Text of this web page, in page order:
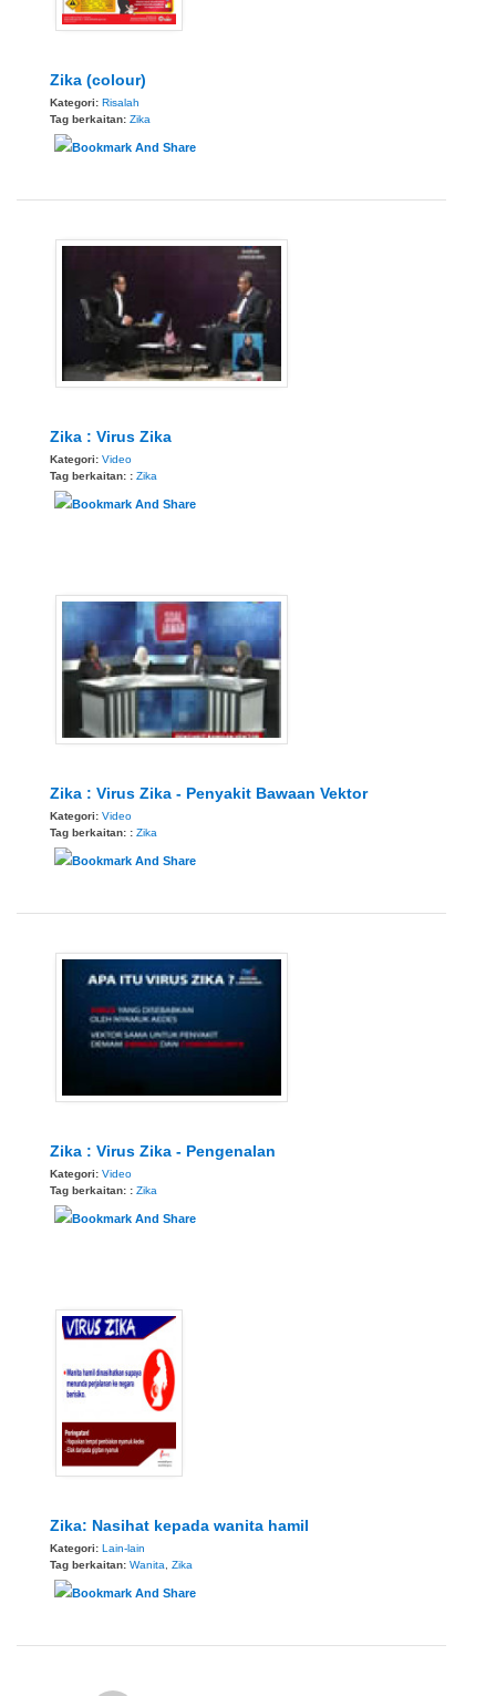
Zika (colour)
Kategori: Risalah
Tag berkaitan: Zika
Zika : Virus Zika
Kategori: Video
Tag berkaitan: : Zika
Zika : Virus Zika - Penyakit Bawaan Vektor
Kategori: Video
Tag berkaitan: : Zika
Zika : Virus Zika - Pengenalan
Kategori: Video
Tag berkaitan: : Zika
Zika: Nasihat kepada wanita hamil
Kategori: Lain-lain
Tag berkaitan: Wanita Zika